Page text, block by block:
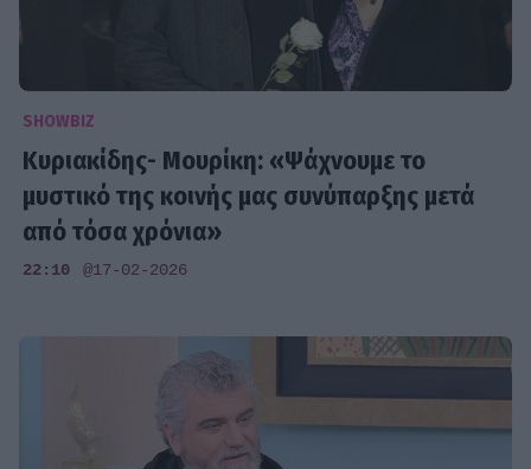
SHOWBIZ
Κυριακίδης- Μουρίκη: «Ψάχνουμε το
μυστικό της κοινής μας συνύπαρξης μετά
από τόσα χρόνια»
22:10 @17-02-2026